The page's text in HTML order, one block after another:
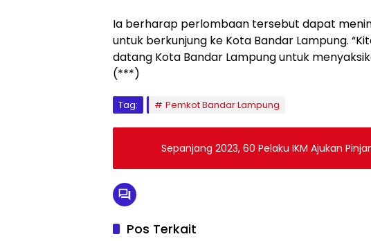
Ia berharap perlombaan tersebut dapat
untuk berkunjung ke Kota Bandar Lampung.
datang Kota Bandar Lampung untuk
(***)
Tag: Pemkot Bandar Lampung
Sepanjang 2023, 60 Pelaku IKM Ajukan
Pos Terkait